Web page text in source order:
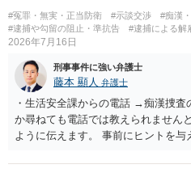
#冤罪・無実・正当防衛 #示談交渉 #痴漢
#逮捕や勾留の阻止・準抗告
#逮捕による解
2026年7月16日
刑事事件に強い弁護士
藤本 顯人 弁護士
・生活安全課からの電話 →痴漢捜
か尋ねても電話では教えられませ
ように伝えます。 事前にヒントを
たり →やはり痴漢として疑われてい